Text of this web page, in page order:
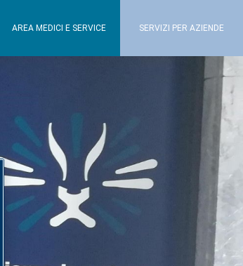
AREA MEDICI E SERVICE SERVIZI PER AZIENDE